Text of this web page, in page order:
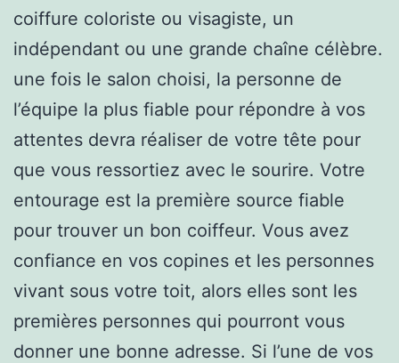
coiffure coloriste ou visagiste, un
indépendant ou une grande chaîne célèbre.
une fois le salon choisi, la personne de
l’équipe la plus fiable pour répondre à vos
attentes devra réaliser de votre tête pour
que vous ressortiez avec le sourire. Votre
entourage est la première source fiable
pour trouver un bon coiffeur. Vous avez
confiance en vos copines et les personnes
vivant sous votre toit, alors elles sont les
premières personnes qui pourront vous
donner une bonne adresse. Si l’une de vos